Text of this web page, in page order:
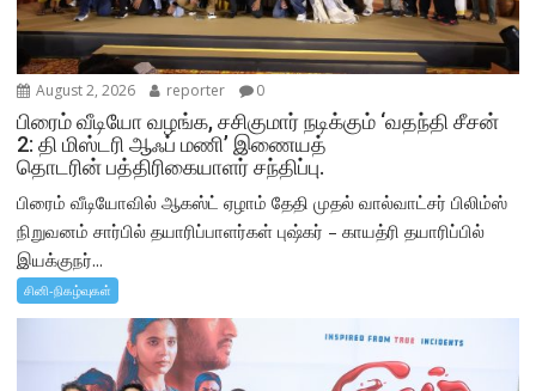
August 2, 2026 reporter 0
பிரைம் வீடியோ வழங்க, சசிகுமார் நடிக்கும் ‘வதந்தி சீசன்
2: தி மிஸ்டரி ஆஃப் மணி’ இணையத்
தொடரின் பத்திரிகையாளர் சந்திப்பு.
பிரைம் வீடியோவில் ஆகஸ்ட் ஏழாம் தேதி முதல் வால்வாட்சர் பிலிம்ஸ்
நிறுவனம் சார்பில் தயாரிப்பாளர்கள் புஷ்கர் – காயத்ரி தயாரிப்பில்
இயக்குநர்...
சினி-நிகழ்வுகள்